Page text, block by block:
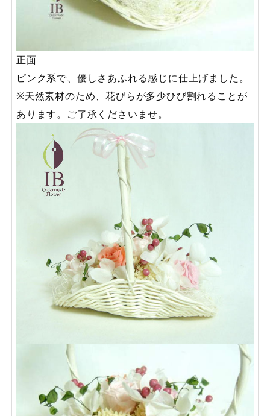
正面
ピンク系で、優しさあふれる感じに仕上げました。
※天然素材のため、花びらが多少ひび割れることが
あります。ご了承くださいませ。